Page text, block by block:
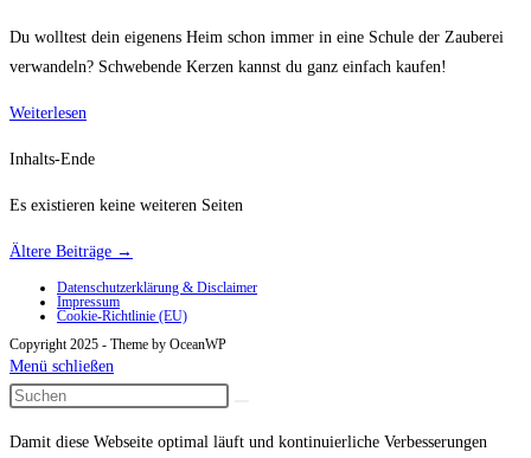
Du wolltest dein eigenens Heim schon immer in eine Schule der Zauberei
verwandeln? Schwebende Kerzen kannst du ganz einfach kaufen!
Weiterlesen
Inhalts-Ende
Es existieren keine weiteren Seiten
Ältere Beiträge →
Datenschutzerklärung & Disclaimer
Impressum
Cookie-Richtlinie (EU)
Copyright 2025 - Theme by OceanWP
Menü schließen
Damit diese Webseite optimal läuft und kontinuierliche Verbesserungen